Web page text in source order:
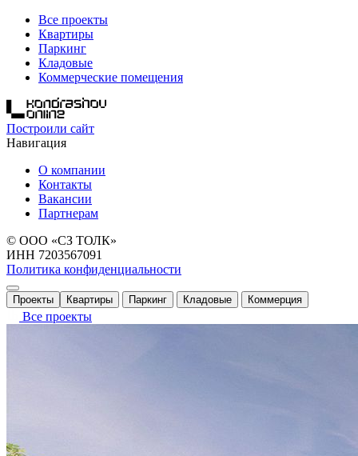
Все проекты
Квартиры
Паркинг
Кладовые
Коммерческие помещения
Построили сайт
Навигация
О компании
Контакты
Вакансии
Партнерам
© ООО «СЗ ТОЛК»
ИНН 7203567091
Политика конфиденциальности
Проекты Квартиры Паркинг Кладовые Коммерция
Все проекты